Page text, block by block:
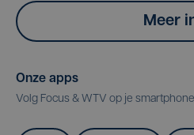
Meer
Onze apps
Volg Focus & WTV op je